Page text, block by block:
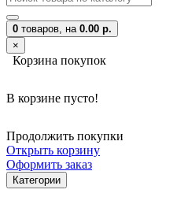
0 товаров, на 0.00 р.
×
Корзина покупок
В корзине пусто!
Продолжить покупки
Открыть корзину
Оформить заказ
Категории